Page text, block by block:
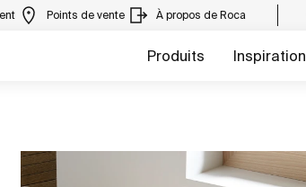
Points de vente À propos de Roca
Produits Inspiration